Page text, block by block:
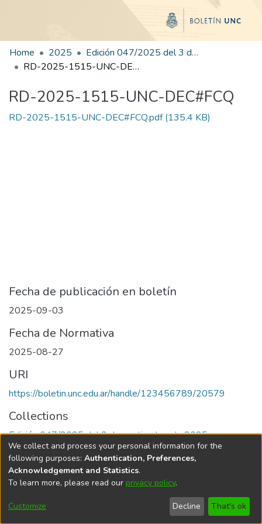
Home 2025
Edición 047/2025 del 3 de septiembre de 2025
RD-2025-1515-UNC-DEC#FCQ
RD-2025-1515-UNC-DEC#FCQ
RD-2025-1515-UNC-DEC#FCQ.pdf(135.4 KB)
Fecha de publicación en boletín
2025-09-03
Fecha de Normativa
2025-08-27
URI
https://boletin.unc.edu.ar/handle/123456789/20579
Collections
Edición 047/2025 del 3 de septiembre de 2025
Universidad Nacional de Córdoba
We collect and process your personal information for the
following purposes: Authentication, Preferences,
Acknowledgement and Statistics.
To learn more, please read our privacy policy.
Customize Decline That's ok